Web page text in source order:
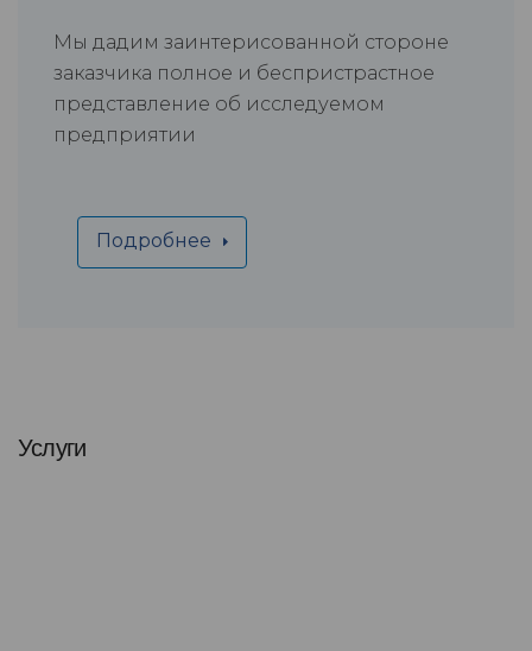
Мы дадим заинтерисованной стороне
заказчика полное и беспристрастное
представление об исследуемом
предприятии
Подробнее
Услуги